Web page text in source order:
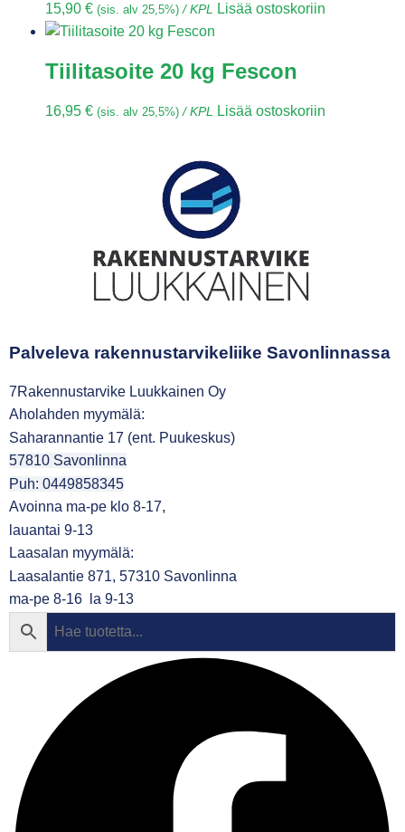
15,90 € (sis. alv 25,5%) / KPL Lisää ostoskoriin
Tiilitasoite 20 kg Fescon
16,95 € (sis. alv 25,5%) / KPL Lisää ostoskoriin
Palveleva rakennustarvikeliike Savonlinnassa
7Rakennustarvike Luukkainen Oy
Aholahden myymälä:
Saharannantie 17 (ent. Puukeskus)
57810 Savonlinna
Puh: 0449858345
Avoinna ma-pe klo 8-17,
lauantai 9-13
Laasalan myymälä:
Laasalantie 871, 57310 Savonlinna
ma-pe 8-16 la 9-13